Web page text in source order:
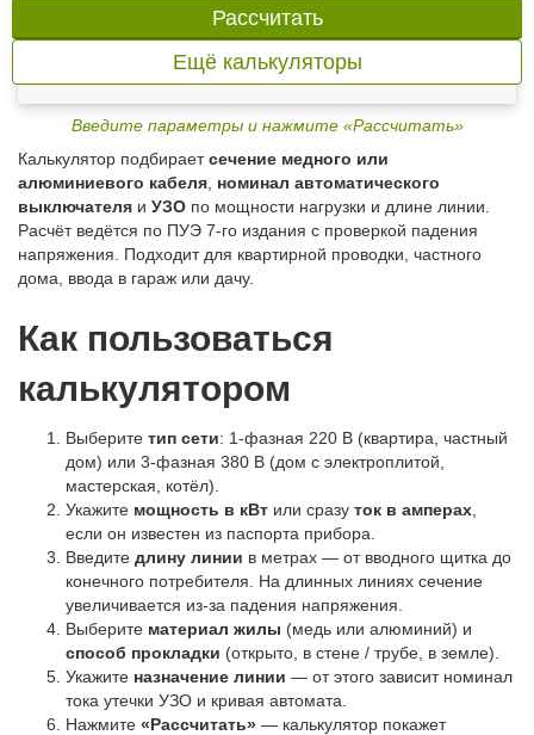
Рассчитать
Ещё калькуляторы
Введите параметры и нажмите «Рассчитать»
Калькулятор подбираетсечение медного или
алюминиевого кабеля номинал автоматического
выключателя и УЗО по мощности нагрузки и длине линии.
Расчёт ведётся по ПУЭ 7-го издания с проверкой падения
напряжения. Подходит для квартирной проводки, частного
дома, ввода в гараж или дачу.
Как пользоваться
калькулятором
Выберите тип сети: 1-фазная 220 В (квартира, частный
дом) или 3-фазная 380 В (дом с электроплитой,
мастерская, котёл).
Укажите мощность в кВт или сразу ток в амперах
если он известен из паспорта прибора.
Введите длину линии в метрах — от вводного щитка до
конечного потребителя. На длинных линиях сечение
увеличивается из-за падения напряжения.
Выберите материал жилы (медь или алюминий) и
способ прокладки (открыто, в стене / трубе, в земле).
Укажите назначение линии — от этого зависит номинал
тока утечки УЗО и кривая автомата.
Нажмите «Рассчитать» — калькулятор покажет